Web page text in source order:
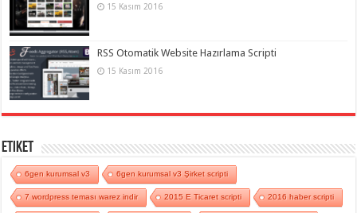
15 Kasım 2016
RSS Otomatik Website Hazırlama Scripti
15 Kasım 2016
Etiket
6gen kurumsal v3 6gen kurumsal v3 Şirket scripti
7 wordpress teması warez indir 2015 E Ticaret scripti 2016 haber scripti